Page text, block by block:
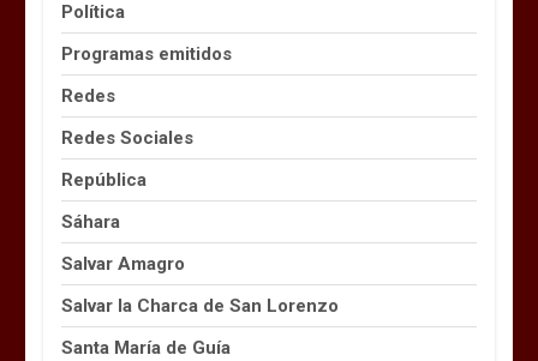
Política
Programas emitidos
Redes
Redes Sociales
República
Sáhara
Salvar Amagro
Salvar la Charca de San Lorenzo
Santa María de Guía